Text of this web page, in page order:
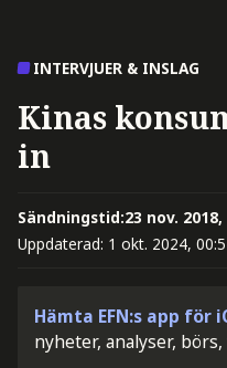
INTERVJUER & INSLAG
Kinas
in
Sändningstid:23 nov. 2018,
Uppdaterad: 1 okt. 2024,
Hämta EFN:s app för
nyheter, analyser,